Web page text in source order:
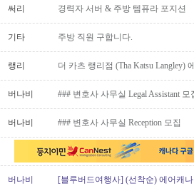
써리 경력자 서버 & 주방 템퓨라 포지션
기타 주방 직원 구합니다.
랭리 더 카츠 랭리점 (Tha Katsu Langley)
버나비 ### 변호사 사무실 Legal Assistant 모
버나비 ### 변호사 사무실 Reception 모집
버나비 [블루버드여행사] (선착순) 에어캐